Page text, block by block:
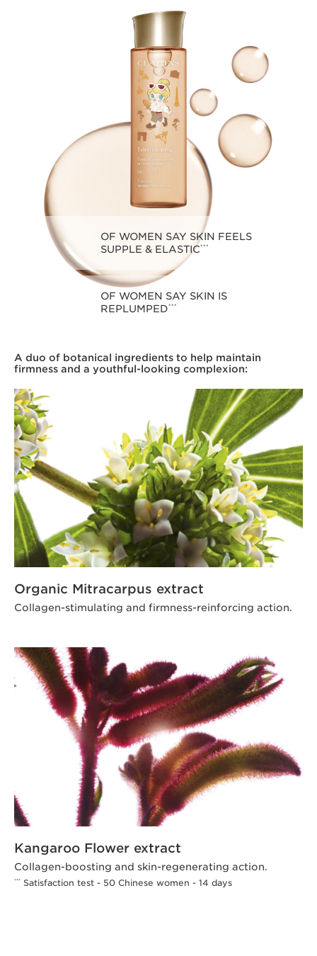
OF WOMEN SAY SKIN FEELS
SUPPLE & ELASTIC***
OF WOMEN SAY SKIN IS
REPLUMPED***
A duo of botanical ingredients to help maintain
firmness and a youthful-looking complexion:
Organic Mitracarpus extract
Collagen-stimulating and firmness-reinforcing action.
Kangaroo Flower extract
Collagen-boosting and skin-regenerating action.
*** Satisfaction test - 50 Chinese women - 14 days